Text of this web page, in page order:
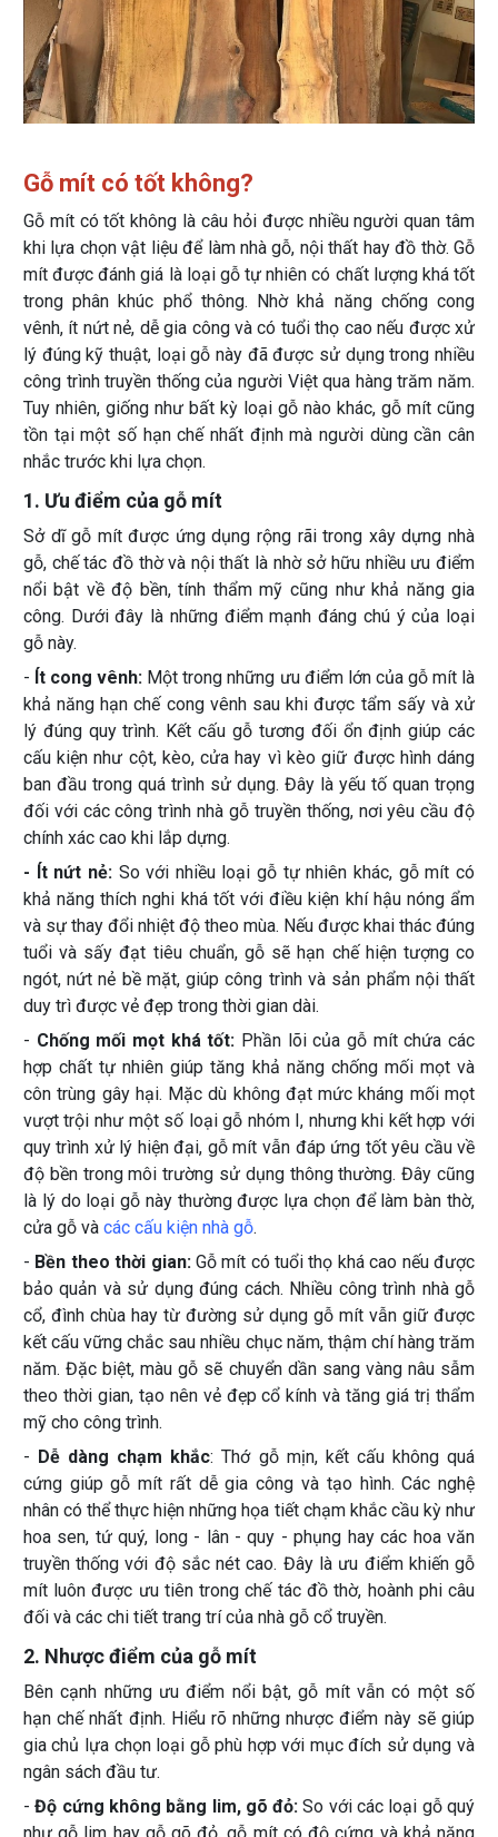
Gỗ mít có tốt không?
Gỗ mít có tốt không là câu hỏi được nhiều người quan tâm
khi lựa chọn vật liệu để làm nhà gỗ, nội thất hay đồ thờ. Gỗ
mít được đánh giá là loại gỗ tự nhiên có chất lượng khá tốt
trong phân khúc phổ thông. Nhờ khả năng chống cong
vênh, ít nứt nẻ, dễ gia công và có tuổi thọ cao nếu được xử
lý đúng kỹ thuật, loại gỗ này đã được sử dụng trong nhiều
công trình truyền thống của người Việt qua hàng trăm năm.
Tuy nhiên, giống như bất kỳ loại gỗ nào khác, gỗ mít cũng
tồn tại một số hạn chế nhất định mà người dùng cần cân
nhắc trước khi lựa chọn.
1. Ưu điểm của gỗ mít
Sở dĩ gỗ mít được ứng dụng rộng rãi trong xây dựng nhà
gỗ, chế tác đồ thờ và nội thất là nhờ sở hữu nhiều ưu điểm
nổi bật về độ bền, tính thẩm mỹ cũng như khả năng gia
công. Dưới đây là những điểm mạnh đáng chú ý của loại
gỗ này.
- Ít cong vênh: Một trong những ưu điểm lớn của gỗ mít là
khả năng hạn chế cong vênh sau khi được tẩm sấy và xử
lý đúng quy trình. Kết cấu gỗ tương đối ổn định giúp các
cấu kiện như cột, kèo, cửa hay vì kèo giữ được hình dáng
ban đầu trong quá trình sử dụng. Đây là yếu tố quan trọng
đối với các công trình nhà gỗ truyền thống, nơi yêu cầu độ
chính xác cao khi lắp dựng.
- Ít nứt nẻ: So với nhiều loại gỗ tự nhiên khác, gỗ mít có
khả năng thích nghi khá tốt với điều kiện khí hậu nóng ẩm
và sự thay đổi nhiệt độ theo mùa. Nếu được khai thác đúng
tuổi và sấy đạt tiêu chuẩn, gỗ sẽ hạn chế hiện tượng co
ngót, nứt nẻ bề mặt, giúp công trình và sản phẩm nội thất
duy trì được vẻ đẹp trong thời gian dài.
- Chống mối mọt khá tốt: Phần lõi của gỗ mít chứa các
hợp chất tự nhiên giúp tăng khả năng chống mối mọt và
côn trùng gây hại. Mặc dù không đạt mức kháng mối mọt
vượt trội như một số loại gỗ nhóm I, nhưng khi kết hợp với
quy trình xử lý hiện đại, gỗ mít vẫn đáp ứng tốt yêu cầu về
độ bền trong môi trường sử dụng thông thường. Đây cũng
là lý do loại gỗ này thường được lựa chọn để làm bàn thờ,
cửa gỗ và các cấu kiện nhà gỗ.
- Bền theo thời gian: Gỗ mít có tuổi thọ khá cao nếu được
bảo quản và sử dụng đúng cách. Nhiều công trình nhà gỗ
cổ, đình chùa hay từ đường sử dụng gỗ mít vẫn giữ được
kết cấu vững chắc sau nhiều chục năm, thậm chí hàng trăm
năm. Đặc biệt, màu gỗ sẽ chuyển dần sang vàng nâu sẫm
theo thời gian, tạo nên vẻ đẹp cổ kính và tăng giá trị thẩm
mỹ cho công trình.
- Dễ dàng chạm khắc: Thớ gỗ mịn, kết cấu không quá
cứng giúp gỗ mít rất dễ gia công và tạo hình. Các nghệ
nhân có thể thực hiện những họa tiết chạm khắc cầu kỳ như
hoa sen, tứ quý, long - lân - quy - phụng hay các hoa văn
truyền thống với độ sắc nét cao. Đây là ưu điểm khiến gỗ
mít luôn được ưu tiên trong chế tác đồ thờ, hoành phi câu
đối và các chi tiết trang trí của nhà gỗ cổ truyền.
2. Nhược điểm của gỗ mít
Bên cạnh những ưu điểm nổi bật, gỗ mít vẫn có một số
hạn chế nhất định. Hiểu rõ những nhược điểm này sẽ giúp
gia chủ lựa chọn loại gỗ phù hợp với mục đích sử dụng và
ngân sách đầu tư.
- Độ cứng không bằng lim, gõ đỏ: So với các loại gỗ quý